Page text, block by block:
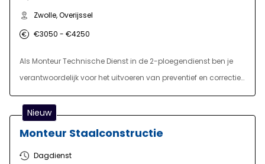
Zwolle, Overijssel
€3050 - €4250
Als Monteur Technische Dienst in de 2-ploegendienst ben je
verantwoordelijk voor het uitvoeren van preventief en correctief
onderhoud aan een modern en geautomatiseerd
machinepark binnen een logistieke werkomgeving. Je
lokaliseert en verhelpt storingen snel en doeltreffend, zodat de
Nieuw
Monteur Staalconstructie
Dagdienst